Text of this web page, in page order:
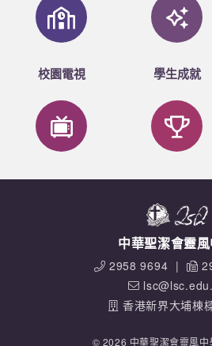
校園電視 學生成就
中華聖潔會靈
2958 9694 |
香港新界大埔棟
© 2026 中華聖潔會靈風中